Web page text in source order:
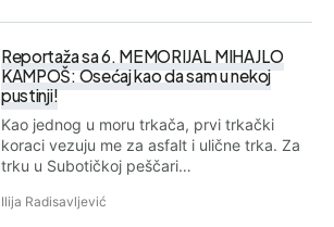
Reportaža sa 6. MEMORIJAL MIHAJLO
KAMPOŠ: Osećaj kao da sam u nekoj
pustinji!
Kao jednog u moru trkača, prvi trkački
koraci vezuju me za asfalt i ulične trka. Za
trku u Subotičkoj peščari…
Ilija Radisavljević